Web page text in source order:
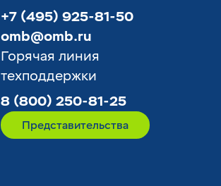
+7 (495) 925-81-50
omb@omb.ru
Горячая линия
техподдержки
8 (800) 250-81-25
Представительства